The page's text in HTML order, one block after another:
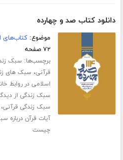
دانلود کتاب صد و چهارده
موضوع:کتاب‌های
۷۲ صفحه
برچسب‌ها: سبک
قرآنی، سبک های
اسلامی در روابط
سبک زندگی از
سبک زندگی قرآنی
آیات قرآن درباره
چیست